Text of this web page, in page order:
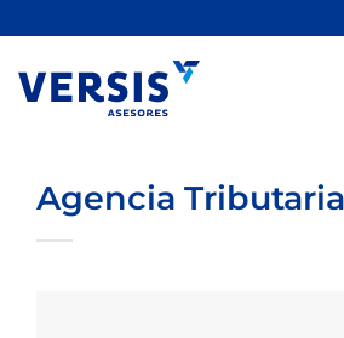
contenido
Agencia